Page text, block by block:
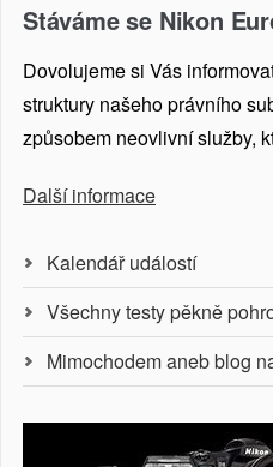
Stáváme se Nikon
Dovolujeme si Vás
struktury našeho právního
způsobem neovlivní služby,
Další informace
Kalendář událostí
Všechny testy pěkně
Mimochodem aneb blog